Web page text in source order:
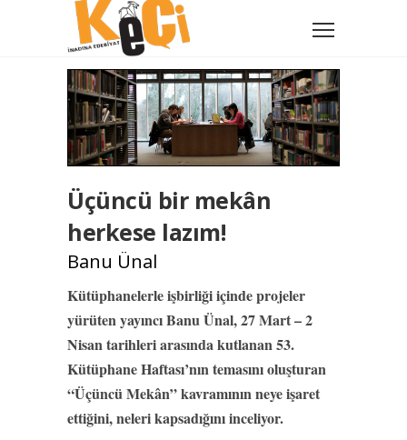
Üçüncü bir mekân
herkese lazım!
Banu Ünal
Kütüphanelerle işbirliği içinde projeler
yürüten yayıncı Banu Ünal, 27 Mart – 2
Nisan tarihleri arasında kutlanan 53.
Kütüphane Haftası’nın temasını oluşturan
“Üçüncü Mekân” kavramının neye işaret
ettiğini, neleri kapsadığını inceliyor.